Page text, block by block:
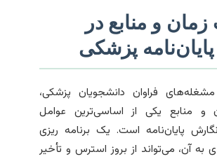
و منابع در
پزشکی
فراوان دانشجویان پزشکی،
و منابع یکی از اساسی‌ترین عوامل
پایان‌نامه است. یک برنامه ریزی
به آن، می‌تواند از بروز استرس و تأخیر